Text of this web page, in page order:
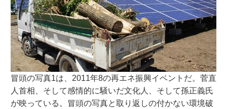
冒頭の写真1は、2011年8の再エネ振興イベントだ。菅直
人首相、そして感情的に騒いだ文化人、そして孫正義氏
が映っている。冒頭の写真と取り返しの付かない環境破